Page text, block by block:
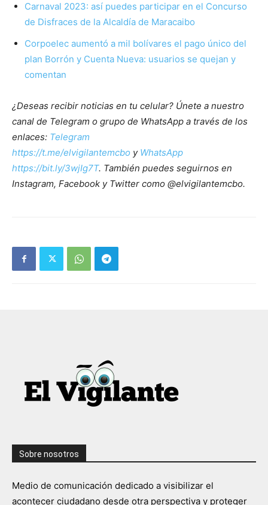
Carnaval 2023: así puedes participar en el Concurso
de Disfraces de la Alcaldía de Maracaibo
Corpoelec aumentó a mil bolívares el pago único del
plan Borrón y Cuenta Nueva: usuarios se quejan y
comentan
¿Deseas recibir noticias en tu celular? Únete a nuestro
canal de Telegram o grupo de WhatsApp a través de los
enlaces: Telegram
https://t.me/elvigilantemcbo y WhatsApp
https://bit.ly/3wjIg7T. También puedes seguirnos en
Instagram, Facebook y Twitter como @elvigilantemcbo.
Sobre nosotros
Medio de comunicación dedicado a visibilizar el
acontecer ciudadano desde otra perspectiva y proteger